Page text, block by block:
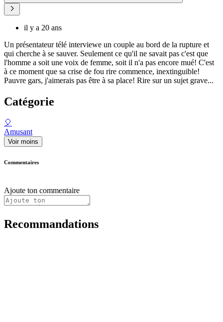
il y a 20 ans
Un présentateur télé interviewe un couple au bord de la rupture et
qui cherche à se sauver. Seulement ce qu'il ne savait pas c'est que
l'homme a soit une voix de femme, soit il n'a pas encore mué! C'est
à ce moment que sa crise de fou rire commence, inextinguible!
Pauvre gars, j'aimerais pas être à sa place! Rire sur un sujet grave...
Catégorie
🎈
Amusant
Voir moins
Commentaires
Ajoute ton commentaire
Recommandations